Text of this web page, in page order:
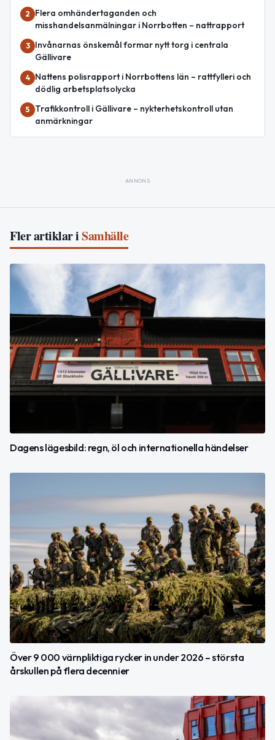
2
Flera omhändertaganden och
misshandelsanmälningar i Norrbotten – nattrapport
3
Invånarnas önskemål formar nytt torg i centrala
Gällivare
4
Nattens polisrapport i Norrbottens län – rattfylleri och
dödlig arbetsplatsolycka
5
Trafikkontroll i Gällivare – nykterhetskontroll utan
anmärkningar
ANNONS
Fler artiklar iSamhälle
Dagens lägesbild: regn, öl och internationella händelser
Över 9 000 värnpliktiga rycker in under 2026 – största
årskullen på flera decennier